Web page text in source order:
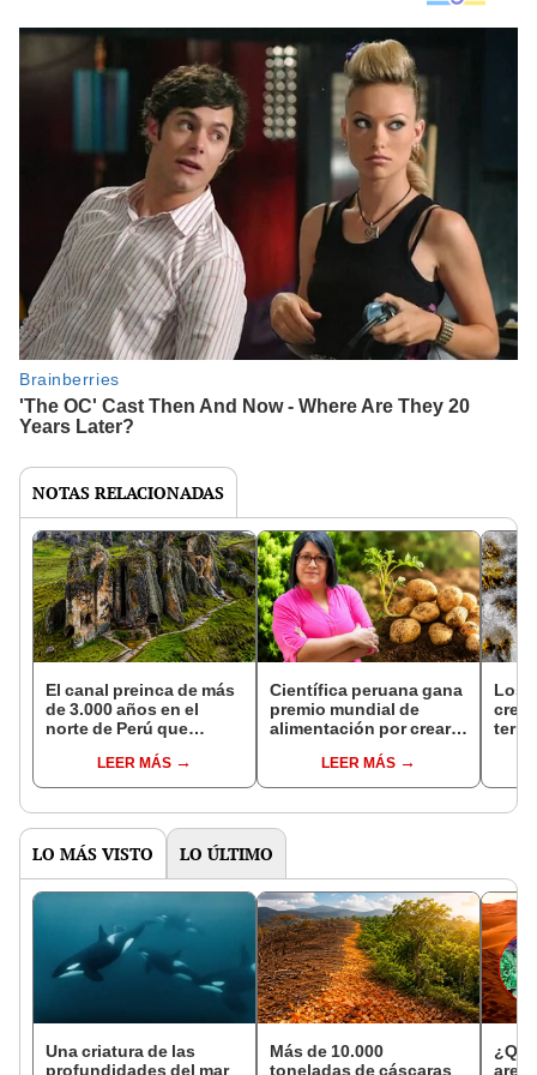
NOTAS RELACIONADAS
El canal preinca de más
de 3.000 años en el
norte de Perú que
por su posible conexión
entre océanos
LEER MÁS
Científica peruana gana
premio mundial de
alimentación por crear
para combatir la anemia
LEER MÁS
Los
LO MÁS VISTO LO ÚLTIMO
Una criatura de las
profundidades del mar
Más de 10.000
toneladas de cáscaras